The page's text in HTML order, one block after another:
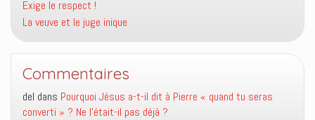
Exige le respect !
La veuve et le juge inique
Commentaires
del dans Pourquoi Jésus a-t-il dit à Pierre « quand tu seras
converti » ? Ne l’était-il pas déjà ?